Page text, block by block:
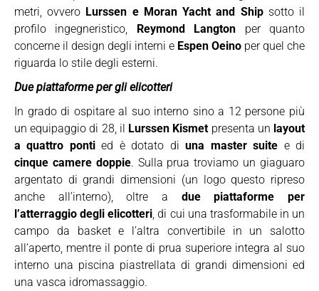
metri, ovvero Lurssen e Moran Yacht and Shipsotto il
profilo ingegneristico, Reymond Langton per quanto
concerne il design degli interni e Espen Oeino per quel che
riguarda lo stile degli esterni.
Due piattaforme per gli elicotteri
In grado di ospitare al suo interno sino a 12 persone più
un equipaggio di 28, il Lurssen Kismetpresenta un layout
a quattro pontied è dotato diuna master suite e di
cinque camere doppie. Sulla prua troviamo un giaguaro
argentato di grandi dimensioni (un logo questo ripreso
anche all’interno), oltre a due piattaforme per
l’atterraggio degli elicotteri, di cui una trasformabile in un
campo da basket e l’altra convertibile in un salotto
all’aperto, mentre il ponte di prua superiore integra al suo
interno una piscina piastrellata di grandi dimensioni ed
una vasca idromassaggio.